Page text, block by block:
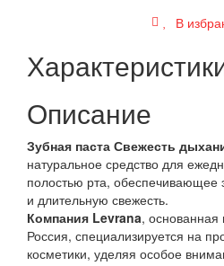
В
Описание
Зубная паста Свежесть
натуральное средство для
полостью рта,
и длительную свежесть.
Компания Levrana, основанная
Россия, специализируется на
косметики, уделяя особое